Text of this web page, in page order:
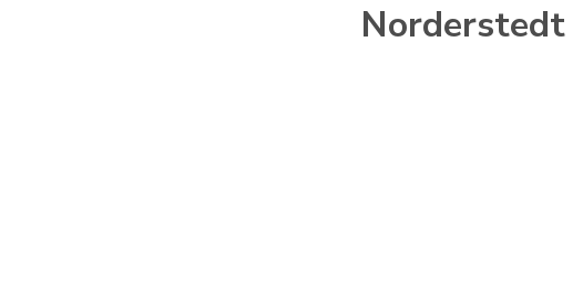
Norderstedt